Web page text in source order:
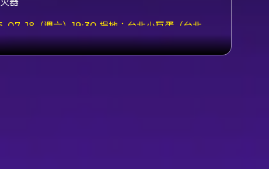
07-18（週六）19:30 場地：台北小巨蛋（台北
提供購票/取票相關服務） 票價：NT$3,500 /
取票要點： - 本節目網站購票僅接受已完成
： - 身心障礙票券僅限 KKTIX 網站購票，購
多 2 張，輪椅席與非輪椅席均以系統配位為
請以主辦單位／KKTIX 官方公告為準。參考